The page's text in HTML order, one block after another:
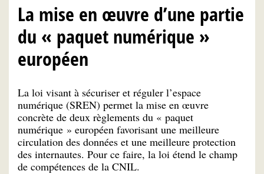
La mise en œuvre d’une partie
du « paquet numérique »
européen
La loi visant à sécuriser et réguler l’espace
numérique (SREN) permet la mise en œuvre
concrète de deux règlements du « paquet
numérique » européen favorisant une meilleure
circulation des données et une meilleure protection
des internautes. Pour ce faire, la loi étend le champ
de compétences de la CNIL.